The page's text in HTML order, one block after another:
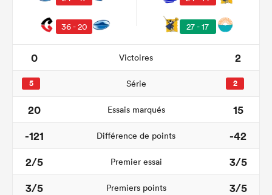
36 - 20 27 - 17
0 Victoires 2
5 Série 2
20 Essais marqués
15
-121
Différence de points
-42
2/5
Premier essai
3/5
3/5
Premiers points 3/5